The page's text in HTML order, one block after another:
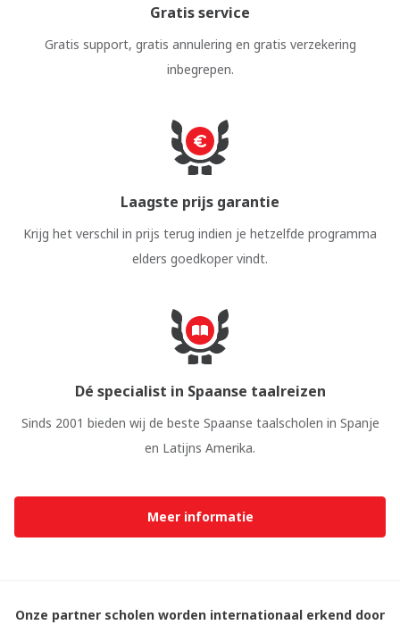
Gratis service
Gratis support, gratis annulering en gratis verzekering
inbegrepen.
Laagste prijs garantie
Krijg het verschil in prijs terug indien je hetzelfde programma
elders goedkoper vindt.
Dé specialist in Spaanse taalreizen
Sinds 2001 bieden wij de beste Spaanse taalscholen in Spanje
en Latijns Amerika.
Meer informatie
Onze partner scholen worden internationaal erkend door